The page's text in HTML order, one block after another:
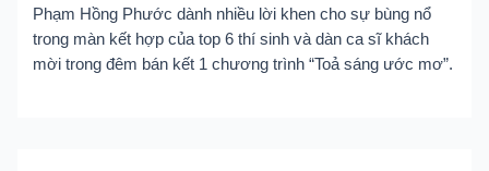
Phạm Hồng Phước dành nhiều lời khen cho sự bùng nổ
trong màn kết hợp của top 6 thí sinh và dàn ca sĩ khách
mời trong đêm bán kết 1 chương trình “Toả sáng ước mơ”.